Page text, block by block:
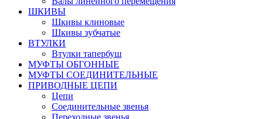
ШКИВЫ
Шкивы клиновые
Шкивы зубчатые
ВТУЛКИ
Втулки тапербуш
МУФТЫ ОБГОННЫЕ
МУФТЫ СОЕДИНИТЕЛЬНЫЕ
ПРИВОДНЫЕ ЦЕПИ
Цепи
Соединительные звенья